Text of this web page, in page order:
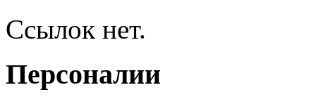
Ссылок нет.
Персоналии